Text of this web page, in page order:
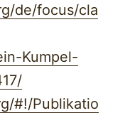
de/focus/cla
Kumpel-
#!/Publikatio